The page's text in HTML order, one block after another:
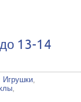
13-14
Игрушки